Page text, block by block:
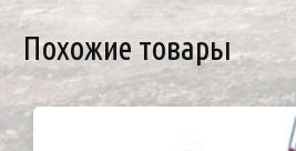
Похожие товары